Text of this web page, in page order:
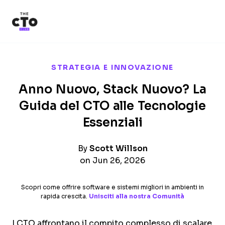
STRATEGIA E INNOVAZIONE
Anno Nuovo, Stack Nuovo? La
Guida del CTO alle Tecnologie
Essenziali
By Scott Willson
on Jun 26, 2026
Scopri come offrire software e sistemi migliori in ambienti in
rapida crescita. Unisciti alla nostra Comunità
I CTO affrontano il compito complesso di scalare